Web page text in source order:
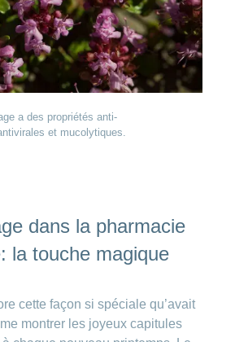
a des propriétés anti-
et mucolytiques.
dans la pharmacie
la touche magique
cette façon si spéciale qu’avait
montrer les joyeux capitules